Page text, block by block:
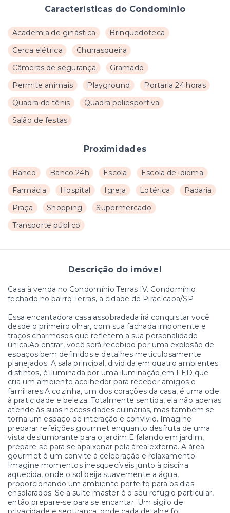
Características do Condomínio
Academia de ginástica
Brinquedoteca
Cerca elétrica
Churrasqueira
Câmeras de segurança
Gramado
Permite animais
Playground
Portaria 24 horas
Quadra de tênis
Quadra poliesportiva
Salão de festas
Proximidades
Banco Banco 24h Escola
Escola de idioma
Farmácia
Hospital Igreja Lotérica
Padaria
Praça
Shopping
Supermercado
Transporte público
Descrição do imóvel
Casa à venda no Condomínio Terras IV. Condomínio
fechado no bairro Terras, a cidade de Piracicaba/SP
Essa encantadora casa assobradada irá conquistar você
desde o primeiro olhar, com sua fachada imponente e
traços charmosos que refletem a sua personalidade
única.Ao entrar, você será recebido por uma explosão de
espaços bem definidos e detalhes meticulosamente
planejados. A sala principal, dividida em quatro ambientes
distintos, é iluminada por uma iluminação em LED que
cria um ambiente acolhedor para receber amigos e
familiares.A cozinha, um dos corações da casa, é uma ode
à praticidade e beleza. Totalmente sentida, ela não apenas
atende às suas necessidades culinárias, mas também se
torna um espaço de interação e convívio. Imagine
preparar refeições gourmet enquanto desfruta de uma
vista deslumbrante para o jardim.E falando em jardim,
prepare-se para se apaixonar pela área externa. A área
gourmet é um convite à celebração e relaxamento.
Imagine momentos inesquecíveis junto à piscina
aquecida, onde o sol beija suavemente a água,
proporcionando um ambiente perfeito para os dias
ensolarados. Se a suíte master é o seu refúgio particular,
então prepare-se para se encantar. Um sigilo de